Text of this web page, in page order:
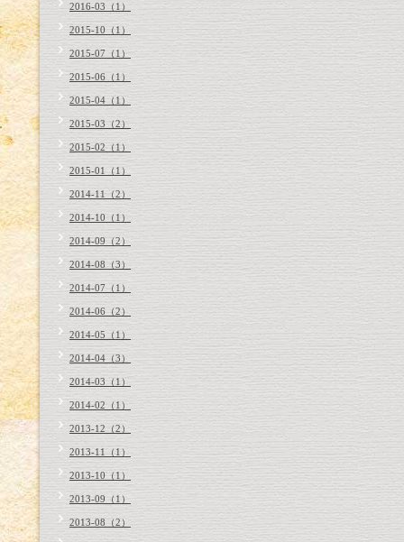
2016-03（1）
2015-10（1）
2015-07（1）
2015-06（1）
2015-04（1）
2015-03（2）
2015-02（1）
2015-01（1）
2014-11（2）
2014-10（1）
2014-09（2）
2014-08（3）
2014-07（1）
2014-06（2）
2014-05（1）
2014-04（3）
2014-03（1）
2014-02（1）
2013-12（2）
2013-11（1）
2013-10（1）
2013-09（1）
2013-08（2）